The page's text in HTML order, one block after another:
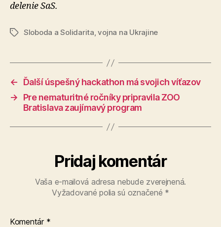
de­le­nie SaS.
ZnačkySloboda a Solidarita,vojna na Ukrajine
←
Ďalší úspešný hackathon má svojich víťazov
→
Pre nematuritné ročníky pripravila ZOO
Bratislava zaujímavý program
Pridaj komentár
Vaša e-mailová adresa nebude zverejnená.
Vyžadované polia sú označené *
Komentár *